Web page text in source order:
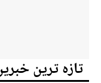
تازہ ترین